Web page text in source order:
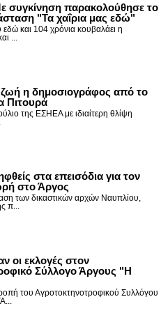
συγκίνηση παρακολούθησε το
"Τα χαΐρια μας εδώ"
και 104 χρόνια κουβαλάει η
...
η δημοσιογράφος από το
Πιτουρά
της ΕΣΗΕΑ με ιδιαίτερη θλίψη
στα επεισόδια για τον
στο Άργος
των δικαστικών αρχών Ναυπλίου,
π...
οι εκλογές στον
Σύλλογο Άργους "Η
του Αγροτοκτηνοτροφικού Συλλόγου